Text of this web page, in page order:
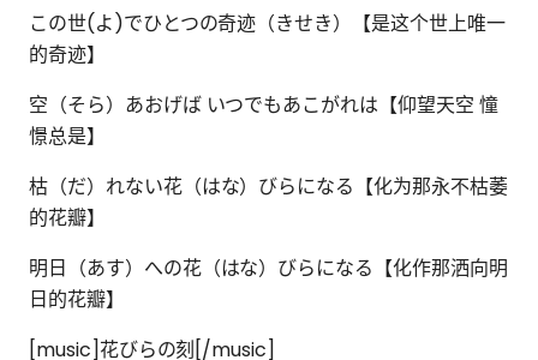
この世(よ)でひとつの奇迹（きせき）【是这个世上唯一
的奇迹】
空（そら）あおげば いつでもあこがれは【仰望天空 憧
憬总是】
枯（だ）れない花（はな）びらになる【化为那永不枯萎
的花瓣】
明日（あす）への花（はな）びらになる【化作那洒向明
日的花瓣】
[music]花びらの刻[/music]